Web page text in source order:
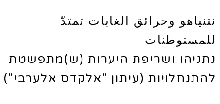
نتنياهو وحرائق الغابات تمتدّ
للمستوطنات
נתניהו ושריפת היערות (ש)מתפשטת
להתנחלויות (עיתון "אלקדס אלערבי")